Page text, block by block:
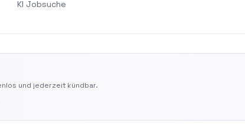
KI Jobsuche
und jederzeit kündbar.